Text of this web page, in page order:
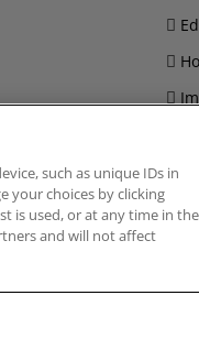
Cursos en Castellón
Cursos en Cáceres
such as unique IDs in
your choices by clicking
is used, or at any time in the
and will not affect